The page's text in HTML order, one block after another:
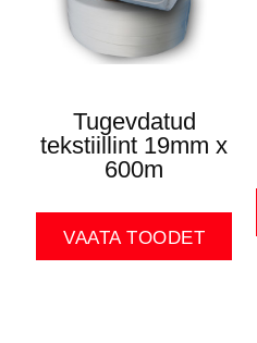
Tugevdatud
tekstiillint 19mm x
600m
VAATA TOODET